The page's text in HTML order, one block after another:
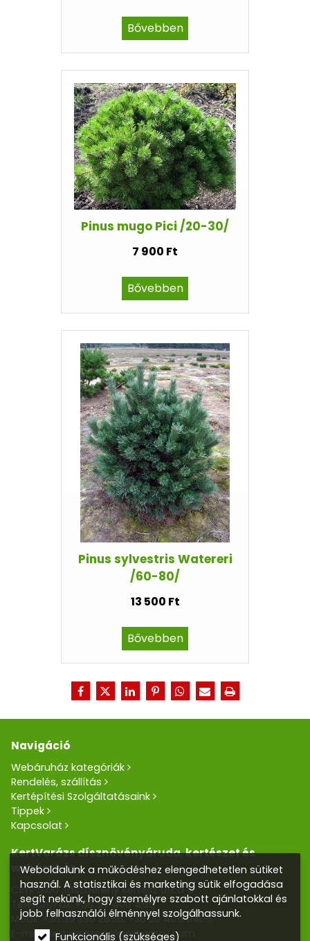
Bővebben
Pinus mugo Pici /20-30/
7 900 Ft
Bővebben
Pinus sylvestris Watereri
/60-80/
13 500 Ft
Bővebben
Navigáció
Webáruház kategóriák
Rendelés, szállítás
Kertépítési Szolgáltatásaink
Tippek
Kapcsolat
KertVarázs dísznövényáruda, kertészet és
webáruház
Cím: 5100 Jászberény Kertész utca 5.
Telefon/Fax: +36 57 400 455
Mobil:+36 30 390 2856,+36 20 405 0405
E-mail:kertvarazs.online@gmail.com
Weboldalunk a működéshez elengedhetetlen sütiket
használ. A statisztikai és marketing sütik elfogadása
segít nekünk, hogy személyre szabott ajánlatokkal és
jobb felhasználói élménnyel szolgálhassunk.
Funkcionális (szükséges)